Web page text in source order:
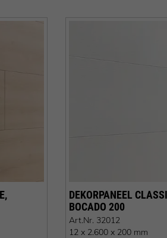
DEKORPANEEL
OCADO 200
Art.Nr. 32012
12 x 2.600 x 200 mm